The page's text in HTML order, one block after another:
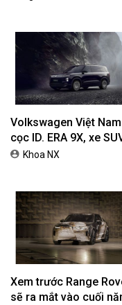
Volkswagen Việt
cọc ID. ERA 9X, xe
EREV dự kiến giá dưới
Khoa NX
Xem trước Range
sẽ ra mắt vào cuối